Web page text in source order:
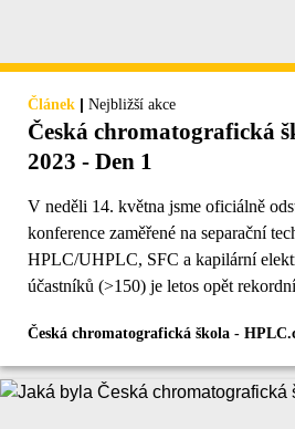
Článek | Nejbližší akce
Česká chromatografická
2023 - Den 1
V neděli 14. května jsme oficiálně
konference zaměřené na separační
HPLC/UHPLC, SFC a kapilární
účastníků (>150) je letos opět
Česká chromatografická škola -